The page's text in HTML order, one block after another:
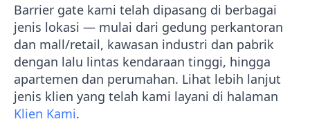
Barrier gate kami telah dipasang di berbagai
jenis lokasi — mulai dari gedung perkantoran
dan mall/retail, kawasan industri dan pabrik
dengan lalu lintas kendaraan tinggi, hingga
apartemen dan perumahan. Lihat lebih lanjut
jenis klien yang telah kami layani di halaman
Klien Kami.